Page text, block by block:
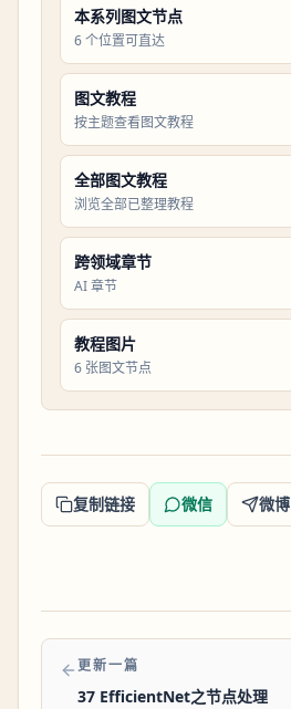
本系列图文节点
6 个位置可直达
图文教程
按主题查看图文教程
全部图文教程
浏览全部已整理教程
跨领域章节
AI 章节
教程图片
6 张图文节点
复制链接 微信 微博
更新一篇
37 EfficientNet之节点处理